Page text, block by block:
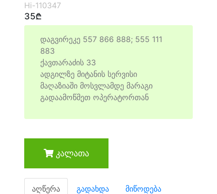
Hi-110347
35₾
დაგვირეკე 557 866 888; 555 111
883
ქავთარაძის 33
ადგილზე მიტანის სერვისი
მაღაზიაში მოსვლამდე მარაგი
გადაამოწმეთ ოპერატორთან
კალათა
აღწერა გადახდა მიწოდება